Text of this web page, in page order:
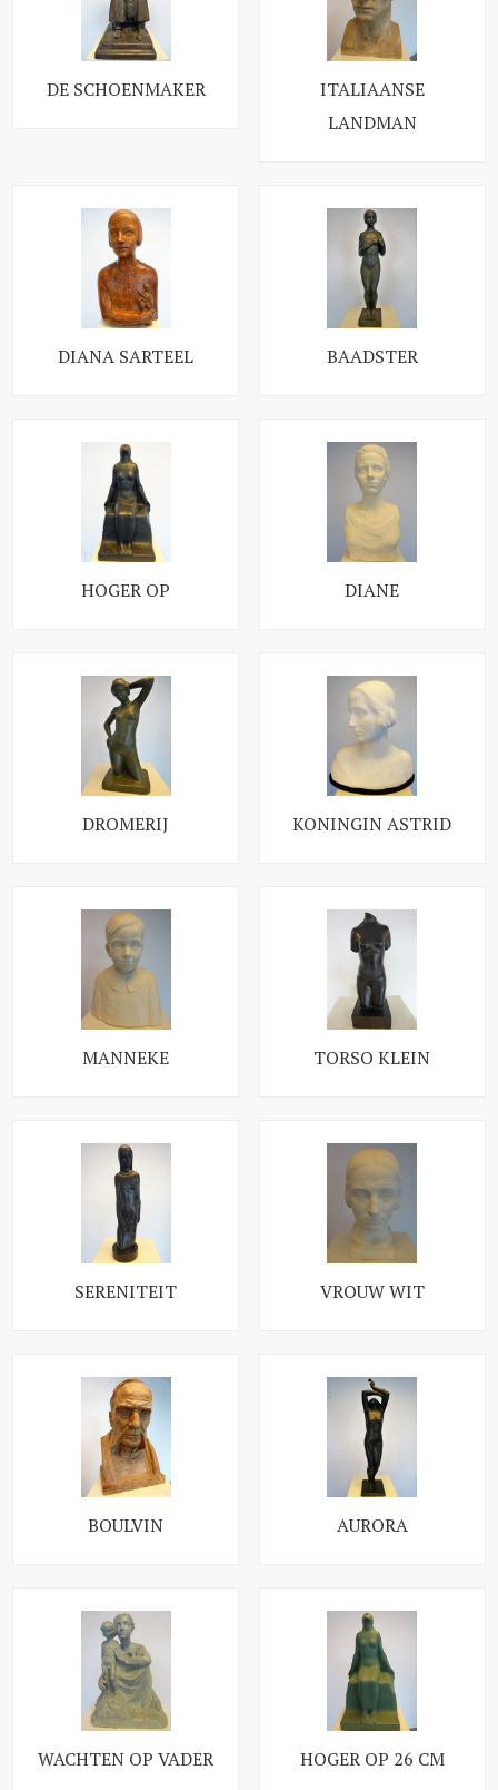
DE SCHOENMAKER
ITALIAANSE
LANDMAN
DIANA SARTEEL BAADSTER
HOGER OP DIANE
DROMERIJ KONINGIN ASTRID
MANNEKE TORSO KLEIN
SERENITEIT VROUW WIT
BOULVIN AURORA
WACHTEN OP VADER HOGER OP 26 CM